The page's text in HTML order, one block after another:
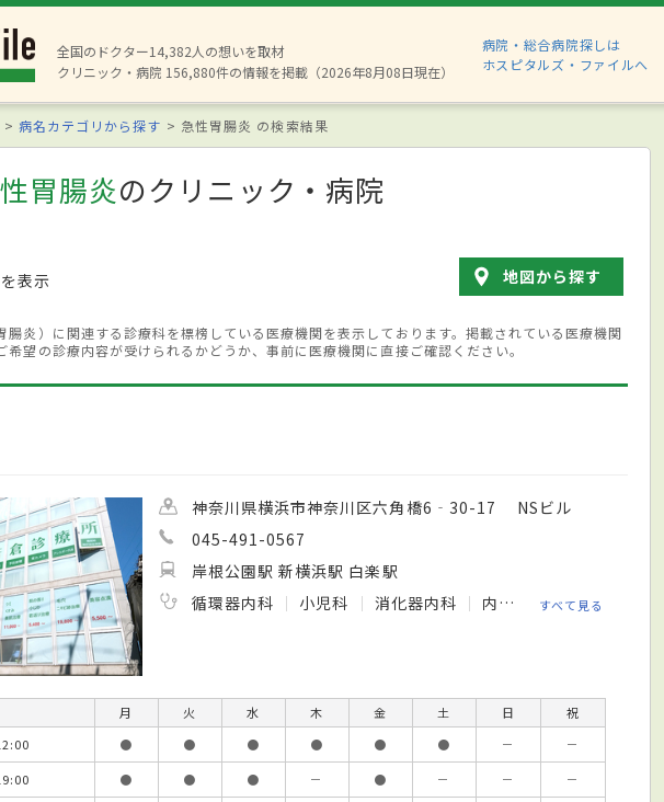
全国のドクター14,382人の想いを取材
クリニック・病院 156,880件の情報を掲載（2026年8月08日現在）
病院・総合病院探しは
ホスピタルズ・ファイルへ
病名カテゴリから探す 急性胃腸炎 の検索結果
胃腸炎のクリニック・病院
表示 地図から探す
炎）に関連する診療科を標榜している医療機関を表示しております。掲載されている医療機関
希望の診療内容が受けられるかどうか、事前に医療機関に直接ご確認ください。
神奈川県横浜市神奈川区六角橋6‐30-17 NSビル
045-491-0567
岸根公園駅 新横浜駅 白楽駅
循環器内科
小児科 消化器内科 内科 美容皮膚科
すべて見る
月 火 水 木 金 土 日
祝
● ● ● ● ● ● －
－
● ● ● － ● － －
－